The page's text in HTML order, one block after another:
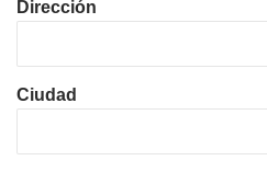
Dirección
Ciudad